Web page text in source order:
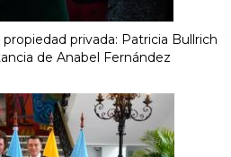
privada: Patricia Bullrich
de Anabel Fernández